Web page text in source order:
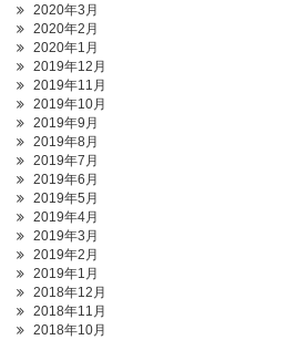
2020年3月
2020年2月
2020年1月
2019年12月
2019年11月
2019年10月
2019年9月
2019年8月
2019年7月
2019年6月
2019年5月
2019年4月
2019年3月
2019年2月
2019年1月
2018年12月
2018年11月
2018年10月